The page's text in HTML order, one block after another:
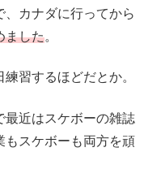
カナダに行ってから
ました。
習するほどだとか。
最近はスケボーの雑誌
もスケボーも両方を頑